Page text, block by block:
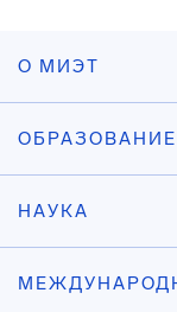
О МИЭТ
ОБРАЗОВАНИЕ
НАУКА